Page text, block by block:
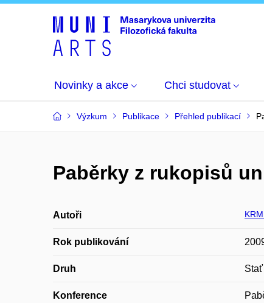
Novinky a akce Chci studovat
Výzkum Publikace Přehled publikací
Paběrky z rukopisů
Autoři
Rok publikování
Druh
Konference